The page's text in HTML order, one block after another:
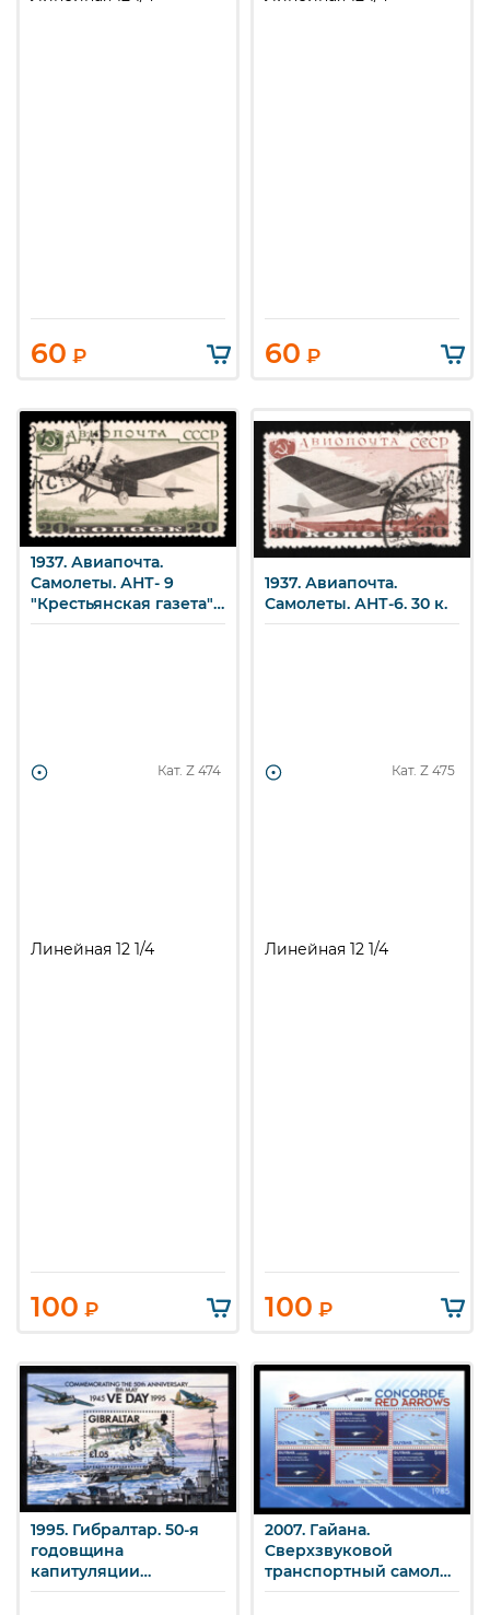
60 ₽ 60 ₽
1937. Авиапочта.
Самолеты. АНТ- 9
"Крестьянская газета".
20 к.
Кат. Z 474
Линейная 12 1/4
100 ₽
1937. Авиапочта.
Самолеты. АНТ-6. 30 к.
Кат. Z 475
Линейная 12 1/4
100 ₽
1995. Гибралтар. 50-я
годовщина
капитуляции
Германии.
2007. Гайана.
Сверхзвуковой
транспортный самолёт
«Конкорд».